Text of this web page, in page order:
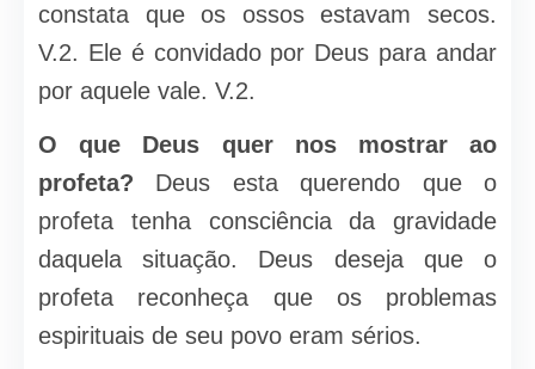
constata que os ossos estavam secos.
V.2. Ele é convidado por Deus para andar
por aquele vale. V.2.
O que Deus quer nos mostrar ao
profeta? Deus esta querendo que o
profeta tenha consciência da gravidade
daquela situação. Deus deseja que o
profeta reconheça que os problemas
espirituais de seu povo eram sérios.